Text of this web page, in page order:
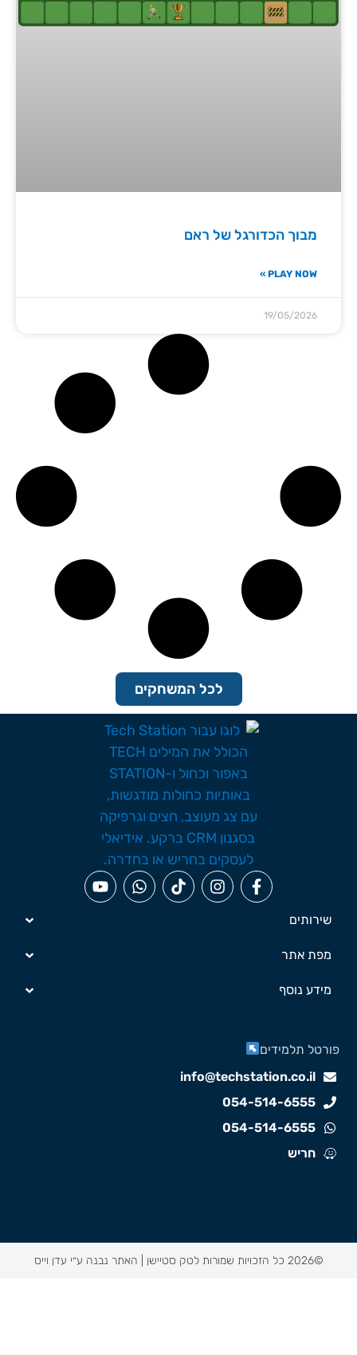
מבוך הכדורגל של ראם
PLAY NOW »
19/05/2026
לכל המשחקים
שירותים
מפת אתר
מידע נוסף
info@techstation.co.il
054-514-6555
054-514-6555
חריש
תלמידים
האתר נבנה ע״י עדן וייס